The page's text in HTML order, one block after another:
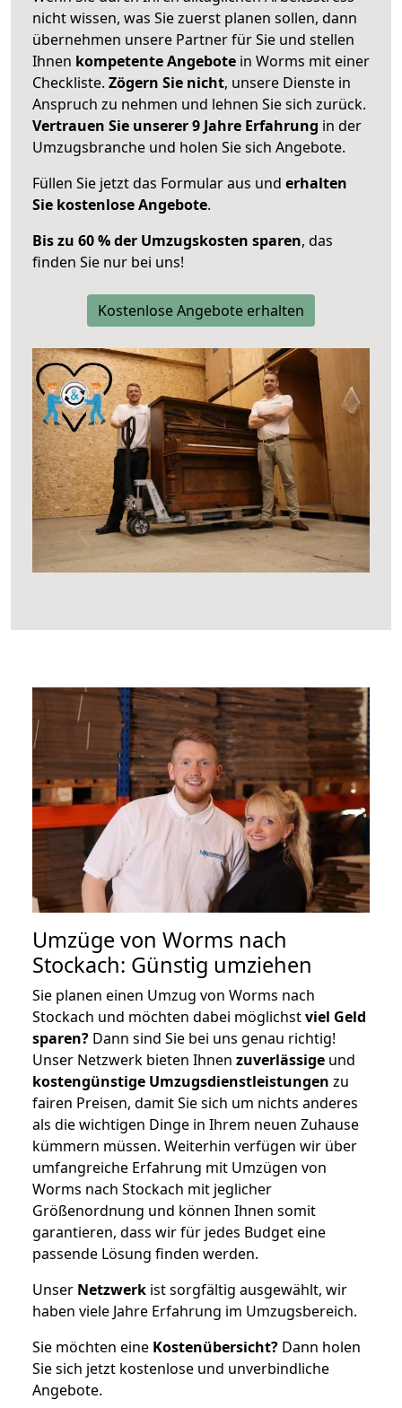
nicht wissen, was Sie zuerst planen sollen, dann
übernehmen unsere Partner für Sie und stellen
Ihnen kompetente Angebote in Worms mit einer
Checkliste. Zögern Sie nicht, unsere Dienste in
Anspruch zu nehmen und lehnen Sie sich zurück.
Vertrauen Sie unserer 9 Jahre Erfahrung in der
Umzugsbranche und holen Sie sich Angebote.
Füllen Sie jetzt das Formular aus und erhalten
Sie kostenlose Angebote.
Bis zu 60 % der Umzugskosten sparen, das
finden Sie nur bei uns!
Kostenlose Angebote erhalten
Umzüge von Worms nach
Stockach: Günstig umziehen
Sie planen einen Umzug von Worms nach
Stockach und möchten dabei möglichstviel Geld
sparen? Dann sind Sie bei uns genau richtig!
Unser Netzwerk bieten Ihnen zuverlässige und
kostengünstige Umzugsdienstleistungen zu
fairen Preisen, damit Sie sich um nichts anderes
als die wichtigen Dinge in Ihrem neuen Zuhause
kümmern müssen. Weiterhin verfügen wir über
umfangreiche Erfahrung mit Umzügen von
Worms nach Stockach mit jeglicher
Größenordnung und können Ihnen somit
garantieren, dass wir für jedes Budget eine
passende Lösung finden werden.
Unser Netzwerk ist sorgfältig ausgewählt, wir
haben viele Jahre Erfahrung im Umzugsbereich.
Sie möchten eine Kostenübersicht? Dann holen
Sie sich jetzt kostenlose und unverbindliche
Angebote.